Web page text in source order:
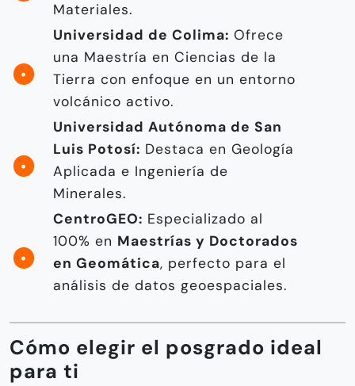
Materiales.
Universidad de Colima: Ofrece
una Maestría en Ciencias de la
Tierra con enfoque en un entorno
volcánico activo.
Universidad Autónoma de San
Luis Potosí: Destaca en Geología
Aplicada e Ingeniería de
Minerales.
CentroGEO: Especializado al
100% en Maestrías y Doctorados
en Geomática, perfecto para el
análisis de datos geoespaciales.
Cómo elegir el posgrado ideal
para ti